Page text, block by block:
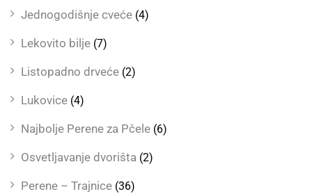
Jednogodišnje cveće (4)
Lekovito bilje (7)
Listopadno drveće (2)
Lukovice (4)
Najbolje Perene za Pčele (6)
Osvetljavanje dvorišta (2)
Perene – Trajnice (36)